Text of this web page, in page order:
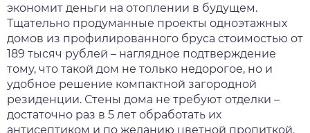
экономит деньги на отоплении в будущем.
Тщательно продуманные проекты одноэтажных
домов из профилированного бруса стоимостью от
189 тысяч рублей – наглядное подтверждение
тому, что такой дом не только недорогое, но и
удобное решение компактной загородной
резиденции. Стены дома не требуют отделки –
достаточно раз в 5 лет обработать их
антисептиком и по желанию цветной пропиткой.